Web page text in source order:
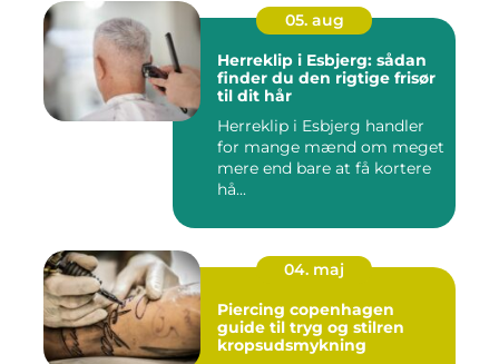
05. aug
Herreklip i Esbjerg: sådan
finder du den rigtige frisør
til dit hår
Herreklip i Esbjerg handler
for mange mænd om meget
mere end bare at få kortere
hå...
04. maj
Piercing copenhagen
guide til tryg og stilren
kropsudsmykning